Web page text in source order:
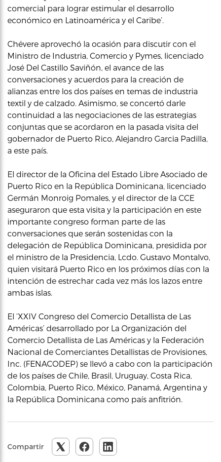
comercial para lograr estimular el desarrollo
económico en Latinoamérica y el Caribe’.
Chévere aprovechó la ocasión para discutir con el
Ministro de Industria, Comercio y Pymes, licenciado
José Del Castillo Saviñón, el avance de las
conversaciones y acuerdos para la creación de
alianzas entre los dos países en temas de industria
textil y de calzado. Asimismo, se concertó darle
continuidad a las negociaciones de las estrategias
conjuntas que se acordaron en la pasada visita del
gobernador de Puerto Rico, Alejandro Garcia Padilla,
a este país.
El director de la Oficina del Estado Libre Asociado de
Puerto Rico en la República Dominicana, licenciado
Germán Monroig Pomales, y el director de la CCE
aseguraron que esta visita y la participación en este
importante congreso forman parte de las
conversaciones que serán sostenidas con la
delegación de República Dominicana, presidida por
el ministro de la Presidencia, Lcdo. Gustavo Montalvo,
quien visitará Puerto Rico en los próximos días con la
intención de estrechar cada vez más los lazos entre
ambas islas.
El ‘XXIV Congreso del Comercio Detallista de Las
Américas’ desarrollado por La Organización del
Comercio Detallista de Las Américas y la Federación
Nacional de Comerciantes Detallistas de Provisiones,
Inc. (FENACODEP) se llevó a cabo con la participación
de los países de Chile, Brasil, Uruguay, Costa Rica,
Colombia, Puerto Rico, México, Panamá, Argentina y
la República Dominicana como país anfitrión.
Compartir